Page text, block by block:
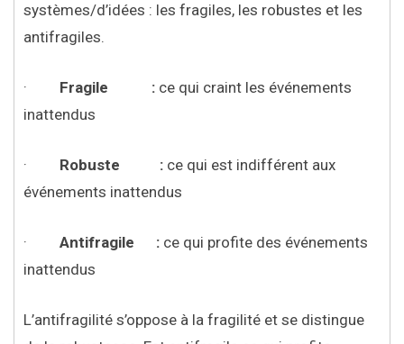
systèmes/d’idées : les fragiles, les robustes et les
antifragiles.
· Fragile : ce qui craint les événements
inattendus
· Robuste : ce qui est indifférent aux
événements inattendus
· Antifragile : ce qui profite des événements
inattendus
L’antifragilité s’oppose à la fragilité et se distingue